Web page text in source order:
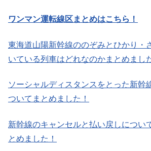
ワンマン運転線区まとめはこちら！
東海道山陽新幹線ののぞみとひかり・
いている列車はどれなのかまとめまし
ソーシャルディスタンスをとった新幹
ついてまとめました！
新幹線のキャンセルと払い戻しについ
とめました！